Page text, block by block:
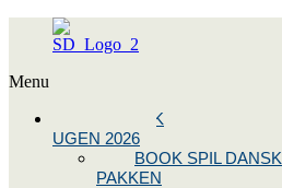
Menu
SPIL DANSK
UGEN 2026
BOOK SPIL DANSK
PAKKEN